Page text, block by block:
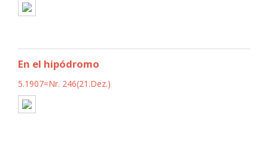
En el hipódromo
5.1907=Nr. 246(21.Dez.)